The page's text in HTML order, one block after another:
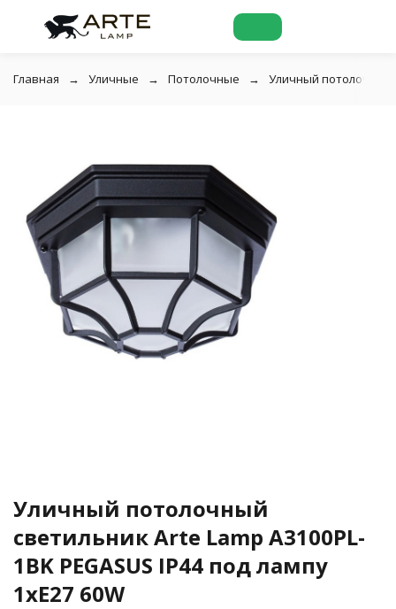
Главная Уличные Потолочные Уличный потолочный
Уличный потолочный
светильник Arte Lamp A3100PL-
1BK PEGASUS IP44 под лампу
1xE27 60W